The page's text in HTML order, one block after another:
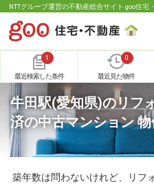
NTTグループ運営の不動産総合サイト goo住宅
1
最近検索した条件
0
最近見た物件
牛田駅(愛知県)のリフ
済の中古マンション
築年数は問わないけれど、リフ